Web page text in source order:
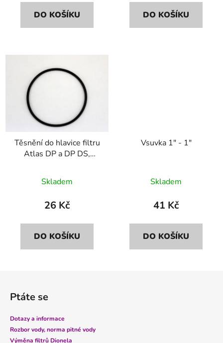
DO KOŠÍKU DO KOŠÍKU
Těsnění do hlavice filtru
Atlas DP a DP DS,
Skladem
26 Kč
DO KOŠÍKU
Vsuvka 1" - 1"
Skladem
41 Kč
DO KOŠÍKU
Ptáte se
Dotazy a informace
Rozbor vody, norma pitné vody
Výměna filtrů Dionela